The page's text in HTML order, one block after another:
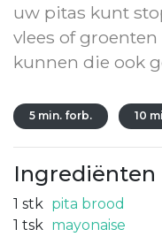
uw pitas kunt
vlees of
kunnen die ook
5 min. forb. 10
Ingrediënten
1 stk pita brood
1 tsk mayonaise